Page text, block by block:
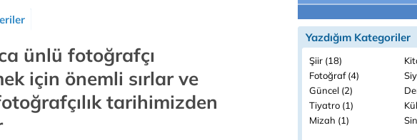
ünlü fotoğrafçı
için önemli sırlar ve
tarihimizden
Yazdığım Kategoriler
Şiir (18)
Fotoğraf (4)
Güncel (2)
Tiyatro (1)
Mizah (1)